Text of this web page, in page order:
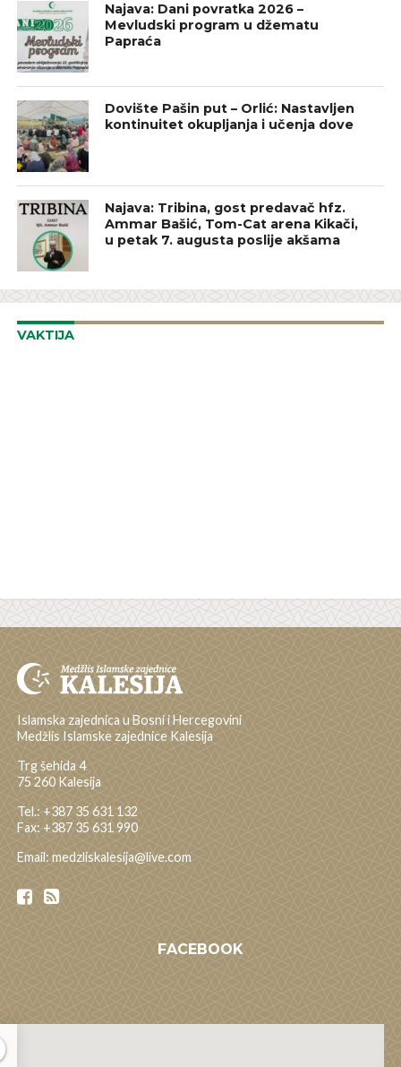
Najava: Dani povratka 2026 –
Mevludski program u džematu
Papraća
Dovište Pašin put – Orlić: Nastavljen
kontinuitet okupljanja i učenja dove
Najava: Tribina, gost predavač hfz.
Ammar Bašić, Tom-Cat arena Kikači,
u petak 7. augusta poslije akšama
VAKTIJA
Islamska zajednica u Bosni i Hercegovini
Medžlis Islamske zajednice Kalesija
Trg šehida 4
75 260 Kalesija
Tel.: +387 35 631 132
Fax: +387 35 631 990
Email: medzliskalesija@live.com
FACEBOOK